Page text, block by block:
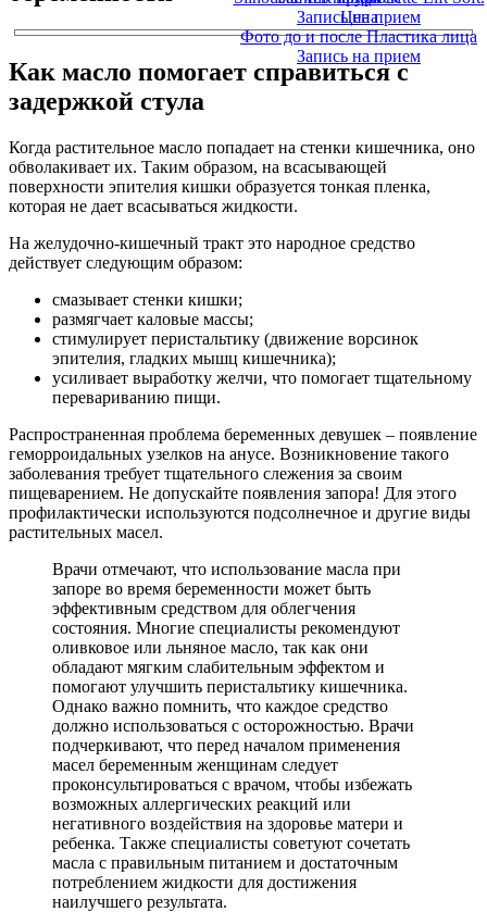
Цена
Фото до и после Пластика лица
Запись на прием
Запись на прием
Как масло помогает справиться с
задержкой стула
Когда растительное масло попадает на стенки кишечника, оно
обволакивает их. Таким образом, на всасывающей
поверхности эпителия кишки образуется тонкая пленка,
которая не дает всасываться жидкости.
На желудочно-кишечный тракт это народное средство
действует следующим образом:
смазывает стенки кишки;
размягчает каловые массы;
стимулирует перистальтику (движение ворсинок
эпителия, гладких мышц кишечника);
усиливает выработку желчи, что помогает тщательному
перевариванию пищи.
Распространенная проблема беременных девушек – появление
геморроидальных узелков на анусе. Возникновение такого
заболевания требует тщательного слежения за своим
пищеварением. Не допускайте появления запора! Для этого
профилактически используются подсолнечное и другие виды
растительных масел.
Врачи отмечают, что использование масла при
запоре во время беременности может быть
эффективным средством для облегчения
состояния. Многие специалисты рекомендуют
оливковое или льняное масло, так как они
обладают мягким слабительным эффектом и
помогают улучшить перистальтику кишечника.
Однако важно помнить, что каждое средство
должно использоваться с осторожностью. Врачи
подчеркивают, что перед началом применения
масел беременным женщинам следует
проконсультироваться с врачом, чтобы избежать
возможных аллергических реакций или
негативного воздействия на здоровье матери и
ребенка. Также специалисты советуют сочетать
масла с правильным питанием и достаточным
потреблением жидкости для достижения
наилучшего результата.